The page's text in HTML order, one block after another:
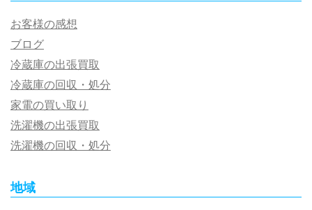
お客様の感想
ブログ
冷蔵庫の出張買取
冷蔵庫の回収・処分
家電の買い取り
洗濯機の出張買取
洗濯機の回収・処分
地域